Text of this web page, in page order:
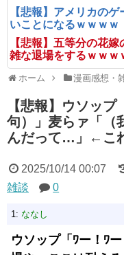
【悲報】アメリカの
いことになるｗｗｗｗ
【悲報】五等分の花
雑な退場をするｗｗｗ
ホーム 漫画感想・
【悲報】ウソッ
句）」麦らァ「（
んだって…」←こ
2025/10/14 00:07
雑談
0
1: ななし
ウソップ「ﾜー！ﾜ